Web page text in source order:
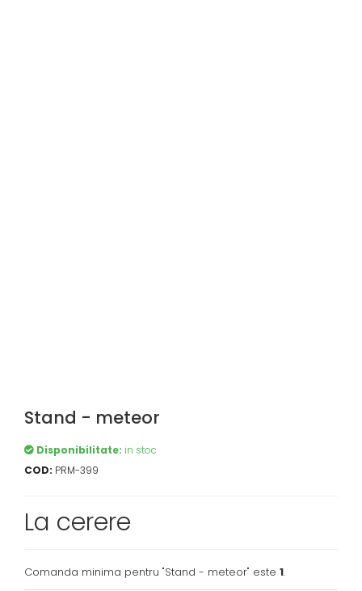
Stand - meteor
Disponibilitate: in stoc
COD: PRM-399
La cerere
Comanda minima pentru "Stand - meteor" este 1.